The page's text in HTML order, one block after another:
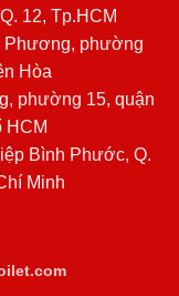
12, Tp.HCM
Phương, phường
Hòa
phường 15, quận
HCM
Bình Phước, Q.
Minh